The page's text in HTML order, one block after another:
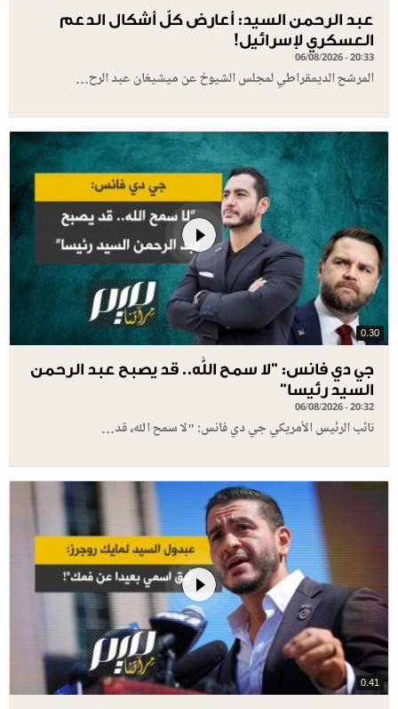
عبد الرحمن السيد: أعارض كلّ أشكال الدعم
العسكري لإسرائيل!
06/08/2026 - 20:33
المرشح الديمقراطي لمجلس الشيوخ عن ميشيغان عبد الرح…
0.30
جي دي فانس: ”لا سمح الله.. قد يصبح عبد الرحمن
السيد رئيسا”
06/08/2026 - 20:32
نائب الرئيس الأمريكي جي دي فانس: "لا سمح الله، قد…
0.41